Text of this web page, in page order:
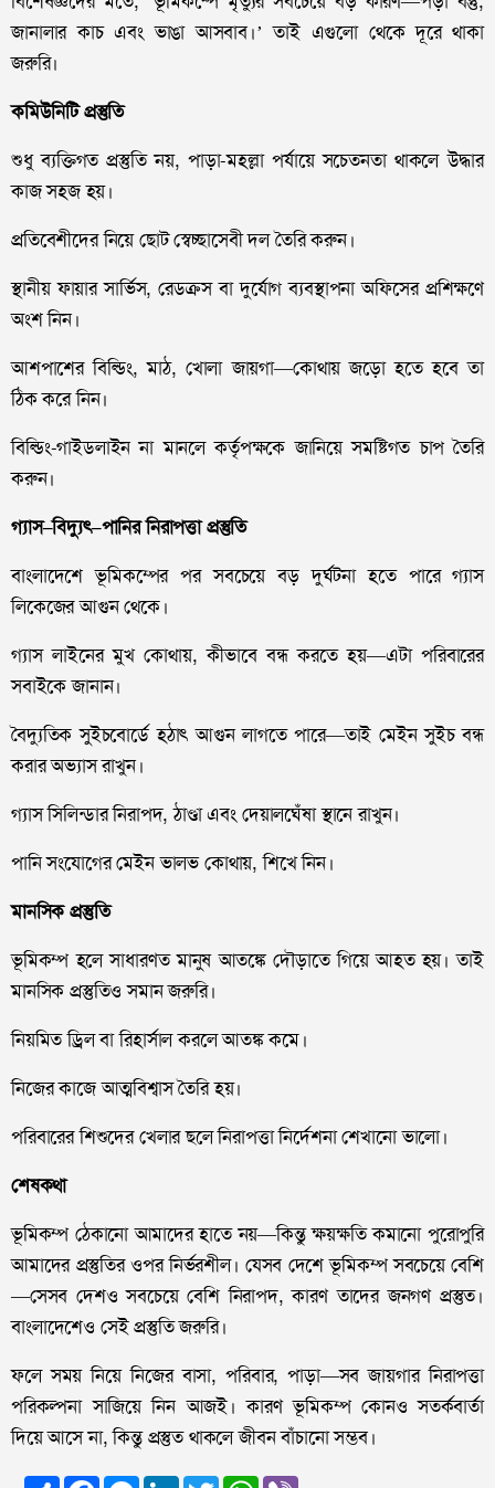
জানালার কাচ এবং ভাঙা আসবাব।’ তাই এগুলো থেকে দূরে থাকা
জরুরি।
কমিউনিটি প্রস্তুতি
শুধু ব্যক্তিগত প্রস্তুতি নয়, পাড়া-মহল্লা পর্যায়ে সচেতনতা থাকলে উদ্ধার
কাজ সহজ হয়।
প্রতিবেশীদের নিয়ে ছোট স্বেচ্ছাসেবী দল তৈরি করুন।
স্থানীয় ফায়ার সার্ভিস, রেডক্রস বা দুর্যোগ ব্যবস্থাপনা অফিসের প্রশিক্ষণে
অংশ নিন।
আশপাশের বিল্ডিং, মাঠ, খোলা জায়গা—কোথায় জড়ো হতে হবে তা
ঠিক করে নিন।
বিল্ডিং-গাইডলাইন না মানলে কর্তৃপক্ষকে জানিয়ে সমষ্টিগত চাপ তৈরি
করুন।
গ্যাস–বিদ্যুৎ–পানির নিরাপত্তা প্রস্তুতি
বাংলাদেশে ভূমিকম্পের পর সবচেয়ে বড় দুর্ঘটনা হতে পারে গ্যাস
লিকেজের আগুন থেকে।
গ্যাস লাইনের মুখ কোথায়, কীভাবে বন্ধ করতে হয়—এটা পরিবারের
সবাইকে জানান।
বৈদ্যুতিক সুইচবোর্ডে হঠাৎ আগুন লাগতে পারে—তাই মেইন সুইচ বন্ধ
করার অভ্যাস রাখুন।
গ্যাস সিলিন্ডার নিরাপদ, ঠাণ্ডা এবং দেয়ালঘেঁষা স্থানে রাখুন।
পানি সংযোগের মেইন ভালভ কোথায়, শিখে নিন।
মানসিক প্রস্তুতি
ভূমিকম্প হলে সাধারণত মানুষ আতঙ্কে দৌড়াতে গিয়ে আহত হয়। তাই
মানসিক প্রস্তুতিও সমান জরুরি।
নিয়মিত ড্রিল বা রিহার্সাল করলে আতঙ্ক কমে।
নিজের কাজে আত্মবিশ্বাস তৈরি হয়।
পরিবারের শিশুদের খেলার ছলে নিরাপত্তা নির্দেশনা শেখানো ভালো।
শেষকথা
ভূমিকম্প ঠেকানো আমাদের হাতে নয়—কিন্তু ক্ষয়ক্ষতি কমানো পুরোপুরি
আমাদের প্রস্তুতির ওপর নির্ভরশীল। যেসব দেশে ভূমিকম্প সবচেয়ে বেশি
—সেসব দেশও সবচেয়ে বেশি নিরাপদ, কারণ তাদের জনগণ প্রস্তুত।
বাংলাদেশেও সেই প্রস্তুতি জরুরি।
ফলে সময় নিয়ে নিজের বাসা, পরিবার, পাড়া—সব জায়গার নিরাপত্তা
পরিকল্পনা সাজিয়ে নিন আজই। কারণ ভূমিকম্প কোনও সতর্কবার্তা
দিয়ে আসে না, কিন্তু প্রস্তুত থাকলে জীবন বাঁচানো সম্ভব।